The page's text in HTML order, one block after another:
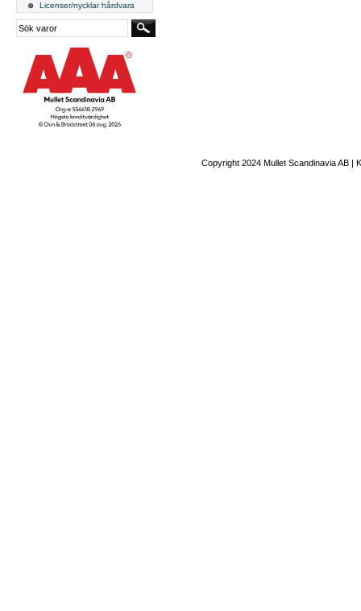
Licenser/nycklar hårdvara
Copyright 2024 Mullet Scandinavia AB |